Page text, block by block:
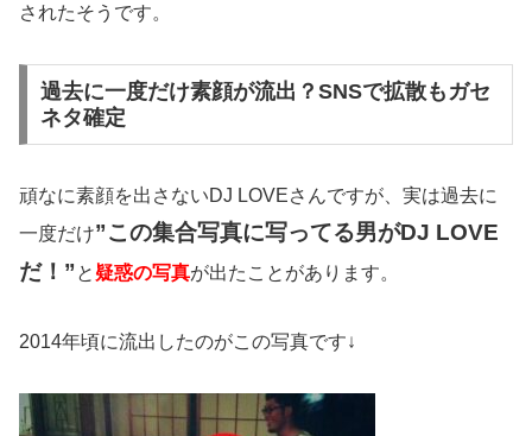
されたそうです。
過去に一度だけ素顔が流出？SNSで拡散もガセ
ネタ確定
頑なに素顔を出さないDJ LOVEさんですが、実は過去に
一度だけ”この集合写真に写ってる男がDJ LOVE
だ！” と 疑惑の写真が出たことがあります。
2014年頃に流出したのがこの写真です↓